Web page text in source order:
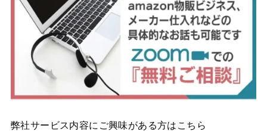
弊社サービス内容にご興味がある方はこちら